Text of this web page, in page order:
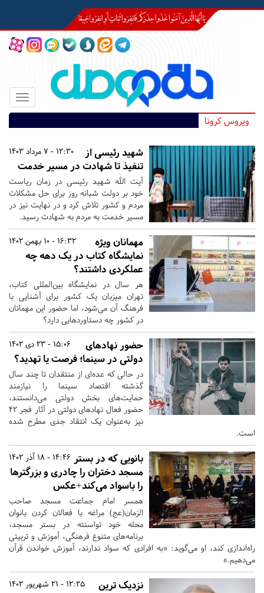
Toggle
ویروس کرونا
12:30 - 7 مرداد 1403
شهید رئیسی از
تنفیذ تا شهادت در مسیر خدمت
آیت الله شهید رئیسی در زمان ریاست
خود بر دولت شبانه روز برای حل مشکلات
مردم و کشور تلاش کرد و در نهایت نیز در
مسیر خدمت به مردم به شهادت رسید.
16:32 - 10 بهمن 1402
مهمانان ویژه
نمایشگاه کتاب در یک دهه چه
عملکردی داشتند؟
هر سال در نمایشگاه بین‌المللی کتاب،
تهران میزبان یک کشور برای آشنایی با
فرهنگ آن می‌شود، اما حضور این مهمانان
در کشور چه دستاوردهایی دارد؟
15:06 - 23 دی 1402
حضور نهادهای
دولتی در سینما؛ فرصت یا تهدید؟
در حالی که عده‌ای از منتقدان تا چند سال
گذشته اقتصاد سینما را نیازمند
حمایت‌های بخش دولتی می‌دانستند،
حضور فعال نهادهای دولتی در آثار فجر 42
نیز به‌عنوان یک انتقاد جدی مطرح شده
است.
14:46 - 18 آذر 1402 بانویی که در بستر
مسجد دختران را چادری و بزرگترها
را باسواد می‌کند+عکس
همسر امام جماعت مسجد صاحب
الزمان(عج) مراغه با فعالان کردن بانوان
محله خود تواسنته در بستر مسجد،
برنامه‌های متنوع فرهنگی، آموزش و تربیتی
راه‌اندازی کند، او می‌گوید: «به افرادی که سواد ندارند، آموزش خواندن قرآن
می‌دهیم.»
12:25 - 21 شهریور 1402
نزدیک‌ ترین